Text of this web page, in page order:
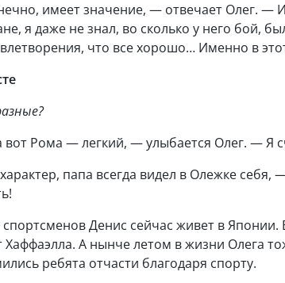
имеет значение, — отвечает Олег. —
я даже не знал, во сколько у него
что все хорошо… Именно в
Рома — легкий, — улыбается Олег. — Я
папа всегда видел в Олежке
Денис сейчас живет в
Хаффаэлла. А нынче летом в жизни Олега
ребята отчасти благодаря спорту.